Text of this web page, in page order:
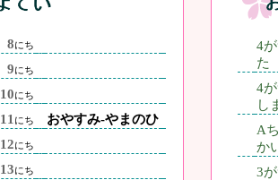
8にち
9にち
10にち
11 にち
おやすみ-やまのひ
12にち
13にち
4
た
4
し
A
か
3